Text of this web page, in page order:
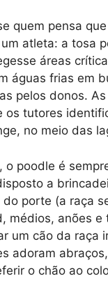
quem pensa
atleta: a tosa
áreas
águas frias em
pelos donos.
os tutores
no meio das
o poodle é
a
porte (a raça
médios, anões e
um cão da raça
adoram
o chão ao